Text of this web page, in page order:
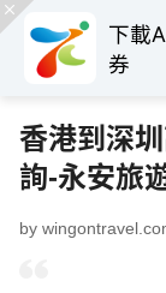
下載
券
香港到深
詢-永安旅
by